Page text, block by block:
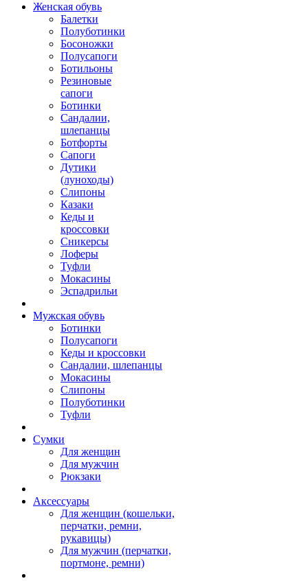
Женская обувь
Балетки
Полуботинки
Босоножки
Полусапоги
Ботильоны
Резиновые
сапоги
Ботинки
Сандалии,
шлепанцы
Ботфорты
Сапоги
Дутики
(луноходы)
Слипоны
Казаки
Кеды и
кроссовки
Сникерсы
Лоферы
Туфли
Мокасины
Эспадрильи
Мужская обувь
Ботинки
Полусапоги
Кеды и кроссовки
Сандалии, шлепанцы
Мокасины
Слипоны
Полуботинки
Туфли
Сумки
Для женщин
Для мужчин
Рюкзаки
Аксессуары
Для женщин (кошельки,
перчатки, ремни,
рукавицы)
Для мужчин (перчатки,
портмоне, ремни)